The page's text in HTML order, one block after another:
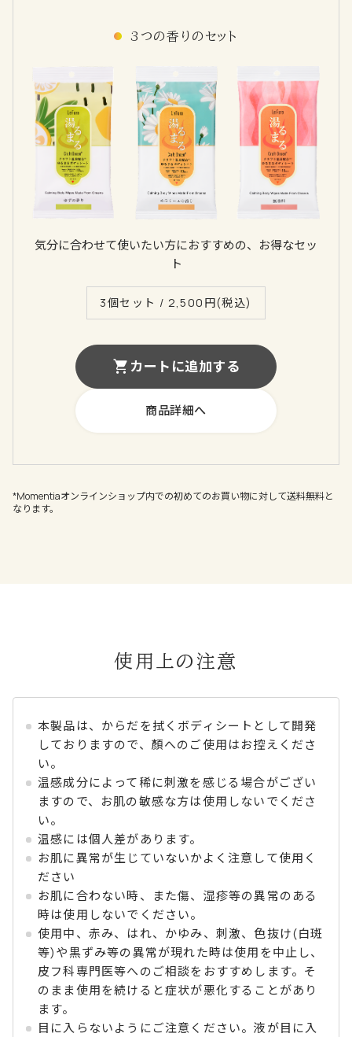
3つの香りのセット
気分に合わせて使いたい方におすすめの、お得なセッ
ト
3個セット / 2,500 円(税込)
カートに追加する
商品詳細へ
*Momentiaオンラインショップ内での初めてのお買い物に対して送料無料と
なります。
使用上の注意
本製品は、からだを拭くボディシートとして開発
しておりますので、顏へのご使用はお控えくださ
い。
温感成分によって稀に刺激を感じる場合がござい
ますので、お肌の敏感な方は使用しないでくださ
い。
温感には個人差があります。
お肌に異常が生じていないかよく注意して使用く
ださい
お肌に合わない時、また傷、湿疹等の異常のある
時は使用しないでください。
使用中、赤み、はれ、かゆみ、刺激、色抜け(白斑
等)や黒ずみ等の異常が現れた時は使用を中止し、
皮フ科専門医等へのご相談をおすすめします。そ
のまま使用を続けると症状が悪化することがあり
ます。
目に入らないようにご注意ください。液が目に入